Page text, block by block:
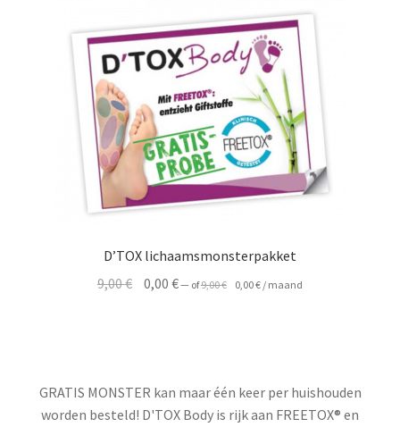
D’TOX lichaamsmonsterpakket
9,00€ Oorspronkelijke
0,00 €Huidige
— of9,00€ Oorspronkelijke
0,00€Huidige
/ maand
GRATIS MONSTER kan maar één keer per huishouden
worden besteld! D'TOX Body is rijk aan FREETOX® en